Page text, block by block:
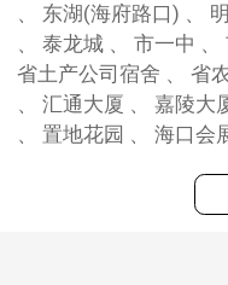
、 东湖(海府路口) 、 明珠广场 、 海口公园 、 华侨大厦
、 泰龙城 、 市一中 、 市机关幼儿园 、 盐灶一横路 、
省土产公司宿舍 、 省农行宿舍 、 省国税局 、 国贸大厦
、 汇通大厦 、 嘉陵大厦 、 王府大厦 、 大润发国贸店